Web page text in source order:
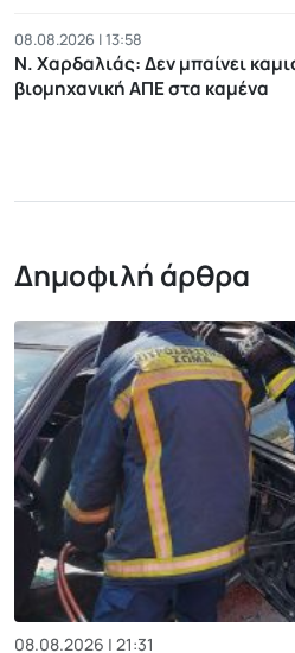
08.08.2026 | 13:58
Ν. Χαρδαλιάς: Δεν μπαίνει
βιομηχανική ΑΠΕ στα καμένα
Δημοφιλή άρθρα
08.08.2026 | 21:31